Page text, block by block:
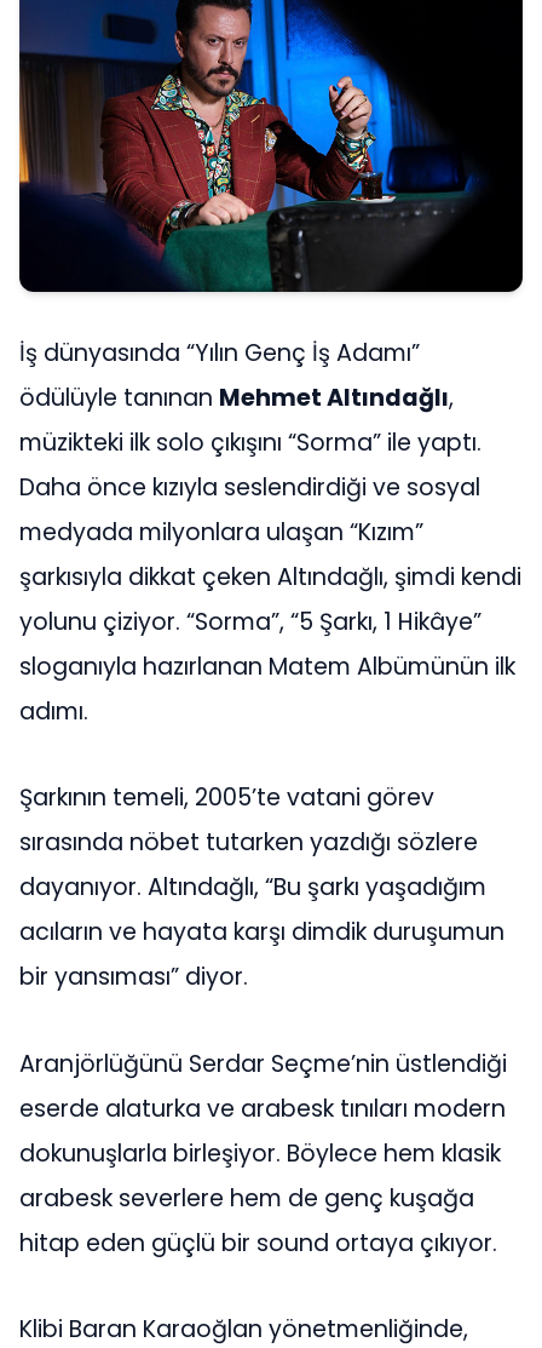
İş dünyasında “Yılın Genç İş Adamı”
ödülüyle tanınan Mehmet Altındağlı,
müzikteki ilk solo çıkışını “Sorma” ile yaptı.
Daha önce kızıyla seslendirdiği ve sosyal
medyada milyonlara ulaşan “Kızım”
şarkısıyla dikkat çeken Altındağlı, şimdi kendi
yolunu çiziyor. “Sorma”, “5 Şarkı, 1 Hikâye”
sloganıyla hazırlanan Matem Albümünün ilk
adımı.
Şarkının temeli, 2005’te vatani görev
sırasında nöbet tutarken yazdığı sözlere
dayanıyor. Altındağlı, “Bu şarkı yaşadığım
acıların ve hayata karşı dimdik duruşumun
bir yansıması” diyor.
Aranjörlüğünü Serdar Seçme’nin üstlendiği
eserde alaturka ve arabesk tınıları modern
dokunuşlarla birleşiyor. Böylece hem klasik
arabesk severlere hem de genç kuşağa
hitap eden güçlü bir sound ortaya çıkıyor.
Klibi Baran Karaoğlan yönetmenliğinde,